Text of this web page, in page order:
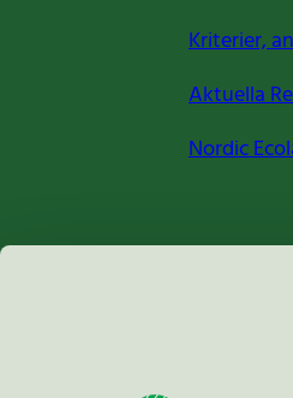
Kriterier,
Aktuella
Nordic
Miljömärkning
100 64